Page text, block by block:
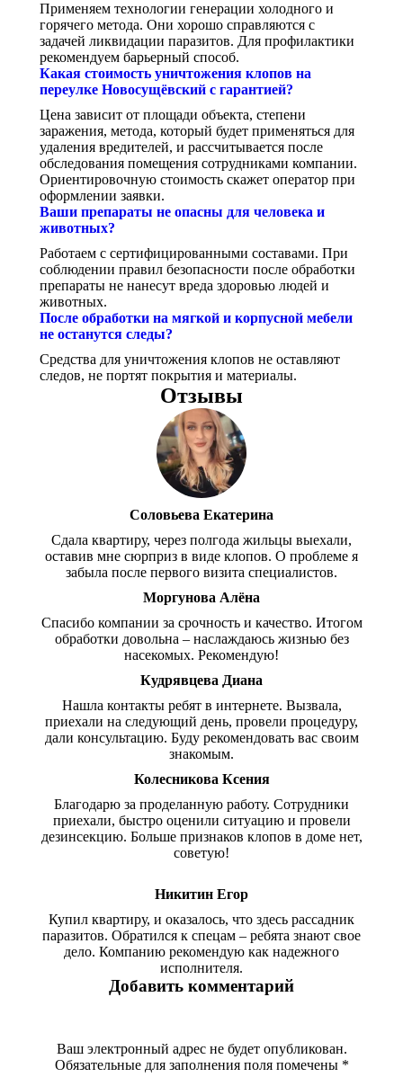
Применяем технологии генерации холодного и
горячего метода. Они хорошо справляются с
задачей ликвидации паразитов. Для профилактики
рекомендуем барьерный способ.
Какая стоимость уничтожения клопов на
переулке Новосущёвский с гарантией?
Цена зависит от площади объекта, степени
заражения, метода, который будет применяться для
удаления вредителей, и рассчитывается после
обследования помещения сотрудниками компании.
Ориентировочную стоимость скажет оператор при
оформлении заявки.
Ваши препараты не опасны для человека и
животных?
Работаем с сертифицированными составами. При
соблюдении правил безопасности после обработки
препараты не нанесут вреда здоровью людей и
животных.
После обработки на мягкой и корпусной мебели
не останутся следы?
Средства для уничтожения клопов не оставляют
следов, не портят покрытия и материалы.
Отзывы
Соловьева Екатерина
Сдала квартиру, через полгода жильцы выехали,
оставив мне сюрприз в виде клопов. О проблеме я
забыла после первого визита специалистов.
Моргунова Алёна
Спасибо компании за срочность и качество. Итогом
обработки довольна – наслаждаюсь жизнью без
насекомых. Рекомендую!
Кудрявцева Диана
Нашла контакты ребят в интернете. Вызвала,
приехали на следующий день, провели процедуру,
дали консультацию. Буду рекомендовать вас своим
знакомым.
Колесникова Ксения
Благодарю за проделанную работу. Сотрудники
приехали, быстро оценили ситуацию и провели
дезинсекцию. Больше признаков клопов в доме нет,
советую!
Никитин Егор
Купил квартиру, и оказалось, что здесь рассадник
паразитов. Обратился к спецам – ребята знают свое
дело. Компанию рекомендую как надежного
исполнителя.
Добавить комментарий
Ваш электронный адрес не будет опубликован.
Обязательные для заполнения поля помечены *